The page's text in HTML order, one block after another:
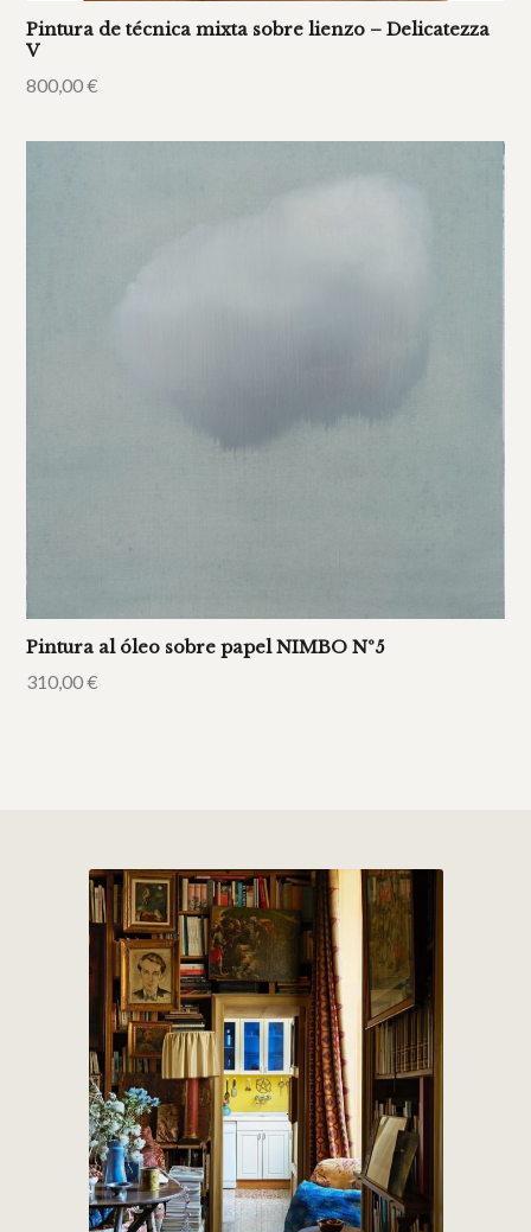
Pintura de técnica mixta sobre lienzo – Delicatezza
V
800,00€
Pintura al óleo sobre papel NIMBO Nº5
310,00€